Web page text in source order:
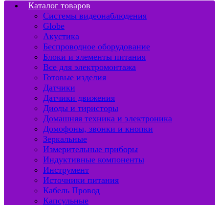
Каталог товаров
Системы видеонаблюдения
Globe
Акустика
Беспроводное оборудование
Блоки и элементы питания
Все для электромонтажа
Готовые изделия
Датчики
Датчики движения
Диоды и тиристоры
Домашняя техника и электроника
Домофоны, звонки и кнопки
Зеркальные
Измерительные приборы
Индуктивные компоненты
Инструмент
Источники питания
Кабель Провод
Капсульные